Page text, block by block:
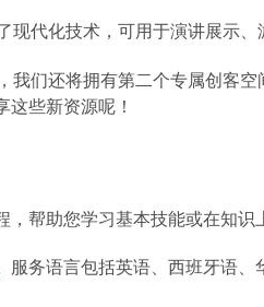
代化技术，可用于演讲展示、
我们还将拥有第二个专属创客
些新资源呢！
帮助您学习基本技能或在知识
服务语言包括英语、西班牙语